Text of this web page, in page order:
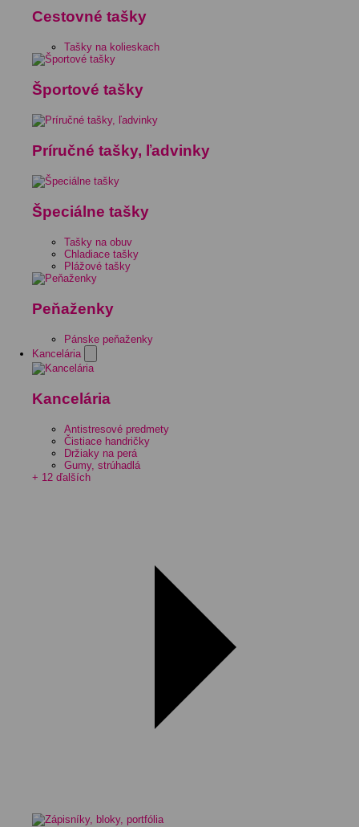
Cestovné tašky
Tašky na kolieskach
Športové tašky
Príručné tašky, ľadvinky
Špeciálne tašky
Tašky na obuv
Chladiace tašky
Plážové tašky
Peňaženky
Pánske peňaženky
Kancelária
Kancelária
Antistresové predmety
Čistiace handričky
Držiaky na perá
Gumy, strúhadlá
+ 12 ďalších